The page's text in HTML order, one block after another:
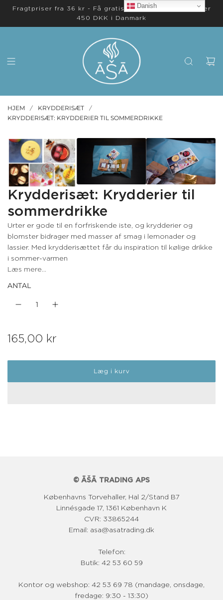
Fragtpriser fra 36 kr - Få gratis levering på ordrer over
450 DKK i Danmark
HJEM / KRYDDERISÆT /
KRYDDERISÆT: KRYDDERIER TIL SOMMERDRIKKE
Krydderisæt: Krydderier til
sommerdrikke
Urter er gode til en forfriskende iste, og krydderier og
blomster bidrager med masser af smag i lemonader og
lassier. Med krydderisættet får du inspiration til kølige drikke
i sommer-varmen
Læs mere...
ANTAL
N
165,00 kr
Læg i kurv
© ĀŠĀ TRADING APS
Københavns Torvehaller, Hal 2/Stand B7
Linnésgade 17, 1361 København K
CVR: 33865244
Email: asa@asatrading.dk
Telefon:
Butik: 42 53 60 59
Kontor og webshop: 42 53 69 78 (mandage, onsdage,
fredage: 9:30 - 13:30)
Danish